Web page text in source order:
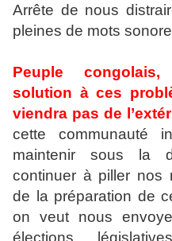
Arrête de nous
pleines de mots
Peuple
solution à ces
viendra pas de
cette communauté
maintenir sous la
continuer à piller nos
de la préparation de
on veut nous
élections